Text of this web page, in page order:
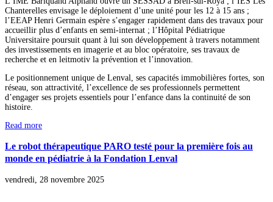
Chanterelles envisage le déploiement d’une unité pour les 12 à 15 ans ;
l’EEAP Henri Germain espère s’engager rapidement dans des travaux pour
accueillir plus d’enfants en semi-internat ; l’Hôpital Pédiatrique
Universitaire poursuit quant à lui son développement à travers notamment
des investissements en imagerie et au bloc opératoire, ses travaux de
recherche et en leitmotiv la prévention et l’innovation.
Le positionnement unique de Lenval, ses capacités immobilières fortes, son
réseau, son attractivité, l’excellence de ses professionnels permettent
d’engager ses projets essentiels pour l’enfance dans la continuité de son
histoire.
Read more
Le robot thérapeutique PARO testé pour la première fois au
monde en pédiatrie à la Fondation Lenval
vendredi, 28 novembre 2025